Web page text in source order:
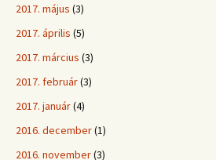
2017. május (3)
2017. április (5)
2017. március (3)
2017. február(3)
2017. január(4)
2016. december(1)
2016. november(3)